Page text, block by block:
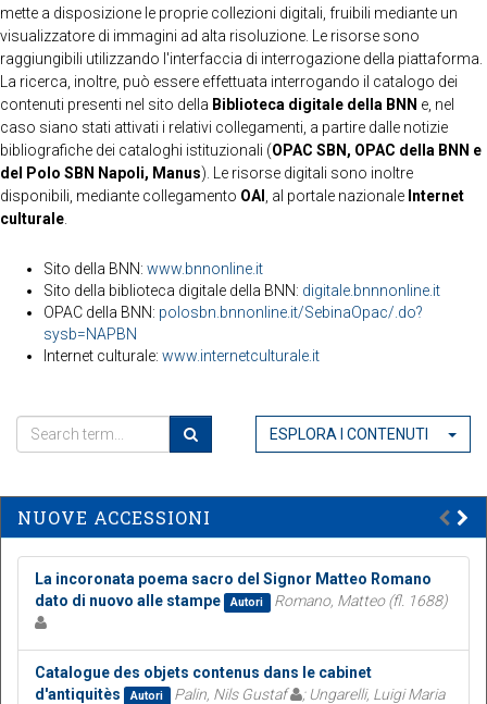
mette a disposizione le proprie collezioni digitali, fruibili mediante un
visualizzatore di immagini ad alta risoluzione. Le risorse sono
raggiungibili utilizzando l'interfaccia di interrogazione della piattaforma.
La ricerca, inoltre, può essere effettuata interrogando il catalogo dei
contenuti presenti nel sito della Biblioteca digitale della BNN e, nel
caso siano stati attivati i relativi collegamenti, a partire dalle notizie
bibliografiche dei cataloghi istituzionali (OPAC SBN, OPAC della BNN e
del Polo SBN Napoli, Manus). Le risorse digitali sono inoltre
disponibili, mediante collegamento OAI , al portale nazionale Internet
culturale
Sito della BNN: www.bnnonline.it
Sito della biblioteca digitale della BNN: digitale.bnnnonline.it
OPAC della BNN: polosbn.bnnonline.it/SebinaOpac/.do?
sysb=NAPBN
Internet culturale: www.internetculturale.it
ESPLORA I CONTENUTI
NUOVE ACCESSIONI
La incoronata poema sacro del Signor Matteo Romano
dato di nuovo alle stampe
Autori Romano, Matteo (fl. 1688)
Catalogue des objets contenus dans le cabinet
d'antiquitès
Autori Palin, Nils Gustaf
; Ungarelli, Luigi Maria